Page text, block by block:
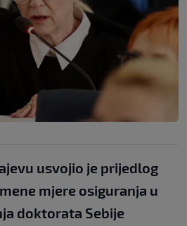
usvojio je prijedlog
mjere osiguranja u
doktorata Sebije